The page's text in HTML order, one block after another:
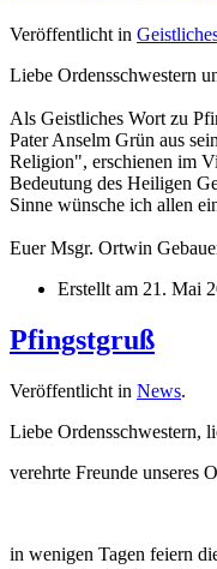
Veröffentlicht in
Liebe Ordensschwestern
Als Geistliches Wort zu
Pater Anselm Grün aus
Religion", erschienen im
Bedeutung des Heiligen
Sinne wünsche ich allen
Euer Msgr. Ortwin
Erstellt am 21. Mai
Pfingstgruß
Veröffentlicht in News.
Liebe Ordensschwestern,
verehrte Freunde unseres
in wenigen Tagen feiern